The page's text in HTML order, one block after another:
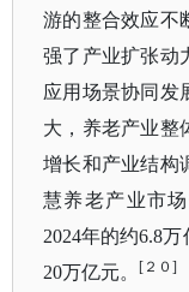
游的整合效应不
强了产业扩张动
应用场景协同发
大，养老产业整
增长和产业结构
慧养老产业市
2024年的约6.8万
20万亿元。
[２０]